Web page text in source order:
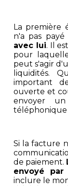
La première
n'a pas
avec lui. Il
pour
peut s'agir
liquidités.
important
ouverte et
envoyer
téléphonique
Si la facture
de paiement.
envoyé
inclure le